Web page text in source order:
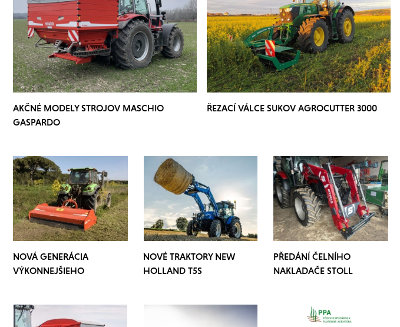
AKČNÉ MODELY STROJOV MASCHIO
GASPARDO
ŘEZACÍ VÁLCE SUKOV AGROCUTTER 3000
NOVÁ GENERÁCIA
VÝKONNEJŠIEHO
NOVÉ TRAKTORY NEW
HOLLAND T5S
PŘEDÁNÍ ČELNÍHO
NAKLADAČE STOLL